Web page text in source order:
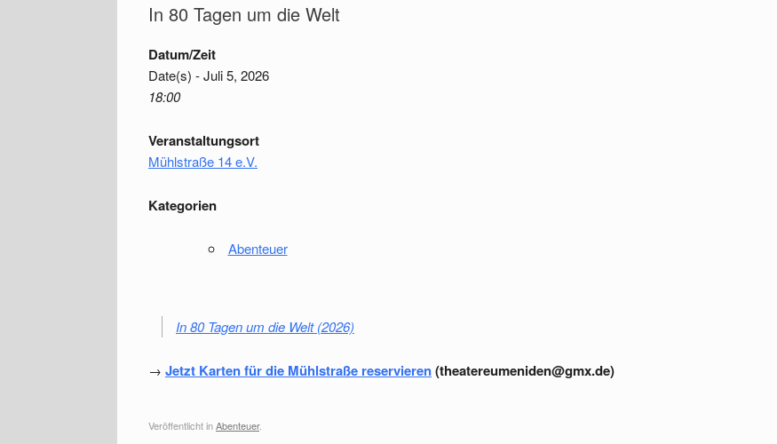
In 80 Tagen um die Welt
Datum/Zeit
Date(s) - Juli 5, 2026
18:00
Veranstaltungsort
Mühlstraße 14 e.V.
Kategorien
Abenteuer
In 80 Tagen um die Welt (2026)
→ Jetzt Karten für die Mühlstraße reservieren(theatereumeniden@gmx.de)
Veröffentlicht inAbenteuer.